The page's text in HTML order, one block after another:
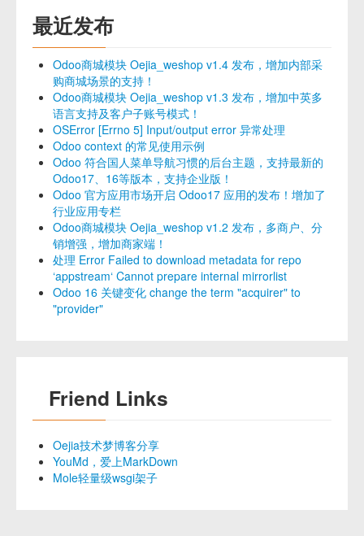
最近发布
Odoo商城模块 Oejia_weshop v1.4 发布，增加内部采
购商城场景的支持！
Odoo商城模块 Oejia_weshop v1.3 发布，增加中英多
语言支持及客户子账号模式！
OSError [Errno 5] Input/output error 异常处理
Odoo context 的常见使用示例
Odoo 符合国人菜单导航习惯的后台主题，支持最新的
Odoo17、16等版本，支持企业版！
Odoo 官方应用市场开启 Odoo17 应用的发布！增加了
行业应用专栏
Odoo商城模块 Oejia_weshop v1.2 发布，多商户、分
销增强，增加商家端！
处理 Error Failed to download metadata for repo
‘appstream‘ Cannot prepare internal mirrorlist
Odoo 16 关键变化 change the term "acquirer" to
"provider"
Friend Links
Oejia技术梦博客分享
YouMd，爱上MarkDown
Mole轻量级wsgi架子